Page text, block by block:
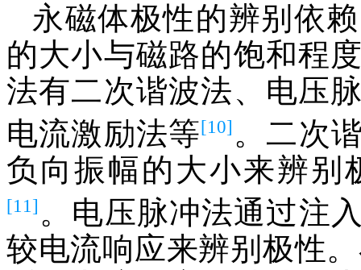
永磁体极性的辨别依
的大小与磁路的饱和程
法有二次谐波法、电压
电流激励法等[10] 。二次
负向振幅的大小来辨别
[11] 。电压脉冲法通过注
较电流响应来辨别极性